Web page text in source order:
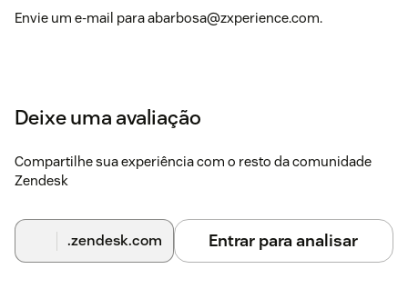
Envie um e-mail para abarbosa@zxperience.com.
Deixe uma avaliação
Compartilhe sua experiência com o resto da comunidade
Zendesk
.zendesk.com Entrar para analisar